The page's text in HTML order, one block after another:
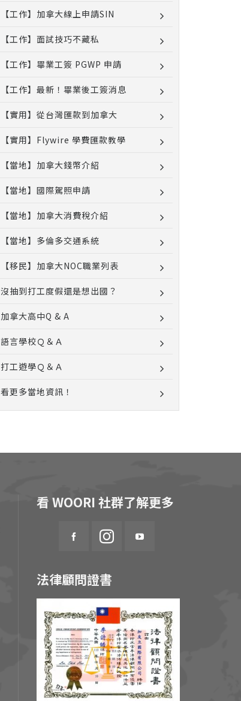
【工作】加拿大線上申請SIN
【工作】面試技巧不藏私
【工作】畢業工簽 PGWP 申請
【工作】最新！畢業後工簽消息
【實用】從台灣匯款到加拿大
【實用】Flywire 學費匯款教學
【當地】加拿大錢幣介紹
【當地】國際駕照申請
【當地】加拿大消費稅介紹
【當地】多倫多交通系統
【移民】加拿大NOC職業列表
沒抽到打工度假還是想出國？
加拿大高中Q & A
語言學校Ｑ＆Ａ
打工遊學Ｑ＆Ａ
看更多當地資訊！
看 WOORI 社群了解更多
法律顧問證書